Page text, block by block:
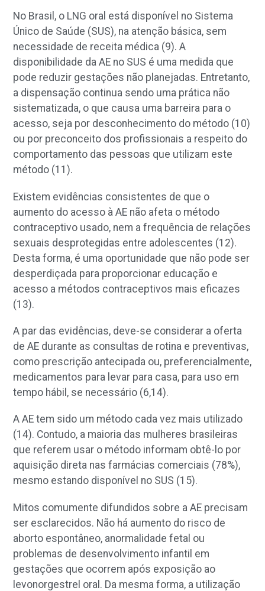
No Brasil, o LNG oral está disponível no Sistema
Único de Saúde (SUS), na atenção básica, sem
necessidade de receita médica (9). A
disponibilidade da AE no SUS é uma medida que
pode reduzir gestações não planejadas. Entretanto,
a dispensação continua sendo uma prática não
sistematizada, o que causa uma barreira para o
acesso, seja por desconhecimento do método (10)
ou por preconceito dos profissionais a respeito do
comportamento das pessoas que utilizam este
método (11).
Existem evidências consistentes de que o
aumento do acesso à AE não afeta o método
contraceptivo usado, nem a frequência de relações
sexuais desprotegidas entre adolescentes (12).
Desta forma, é uma oportunidade que não pode ser
desperdiçada para proporcionar educação e
acesso a métodos contraceptivos mais eficazes
(13).
A par das evidências, deve-se considerar a oferta
de AE durante as consultas de rotina e preventivas,
como prescrição antecipada ou, preferencialmente,
medicamentos para levar para casa, para uso em
tempo hábil, se necessário (6,14).
A AE tem sido um método cada vez mais utilizado
(14). Contudo, a maioria das mulheres brasileiras
que referem usar o método informam obtê-lo por
aquisição direta nas farmácias comerciais (78%),
mesmo estando disponível no SUS (15).
Mitos comumente difundidos sobre a AE precisam
ser esclarecidos. Não há aumento do risco de
aborto espontâneo, anormalidade fetal ou
problemas de desenvolvimento infantil em
gestações que ocorrem após exposição ao
levonorgestrel oral. Da mesma forma, a utilização